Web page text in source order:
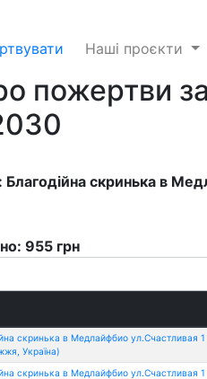
Наші проєкти
пожертви
Благодійна скринька в
955 грн
скринька в Медлайфбио ул.Счастливая
Україна)
скринька в Медлайфбио ул.Счастливая